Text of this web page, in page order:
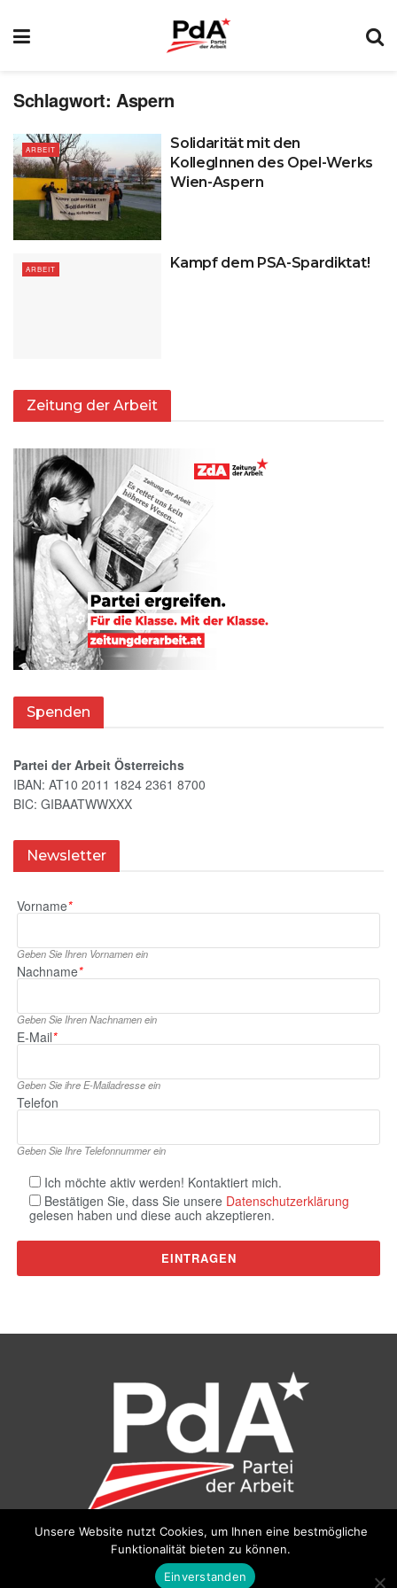
Schlagwort:Aspern
ARBEIT
Solidarität mit den
KollegInnen des Opel-Werks
Wien-Aspern
ARBEIT Kampf dem PSA-Spardiktat!
Zeitung der Arbeit
Spenden
Partei der Arbeit Österreichs
IBAN: AT10 2011 1824 2361 8700
BIC: GIBAATWWXXX
Newsletter
Vorname*
Geben Sie Ihren Vornamen ein
Nachname*
Geben Sie Ihren Nachnamen ein
E‑Mail*
Geben Sie ihre E‑Mailadresse ein
Telefon
Geben Sie Ihre Telefonnummer ein
Ich möchte aktiv werden! Kontaktiert mich.
Bestätigen Sie, dass Sie unsere Datenschutzerklärung
gelesen haben und diese auch akzeptieren.
Partei der Arbeit (PdA), Bundesbüro: Drorygasse 21, 1030
pda@parteiderarbeit.at
Unsere Website nutzt Cookies, um Ihnen eine bestmögliche
Funktionalität bieten zu können.
Einverstanden